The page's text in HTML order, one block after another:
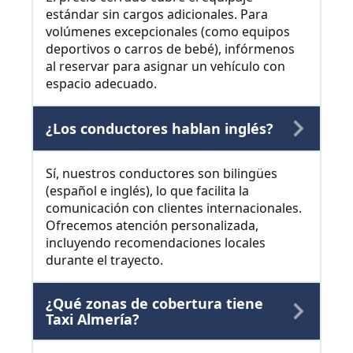
estándar sin cargos adicionales. Para
volúmenes excepcionales (como equipos
deportivos o carros de bebé), infórmenos
al reservar para asignar un vehículo con
espacio adecuado.
¿Los conductores hablan inglés?
Sí, nuestros conductores son bilingües
(español e inglés), lo que facilita la
comunicación con clientes internacionales.
Ofrecemos atención personalizada,
incluyendo recomendaciones locales
durante el trayecto.
¿Qué zonas de cobertura tiene
Taxi Almería?